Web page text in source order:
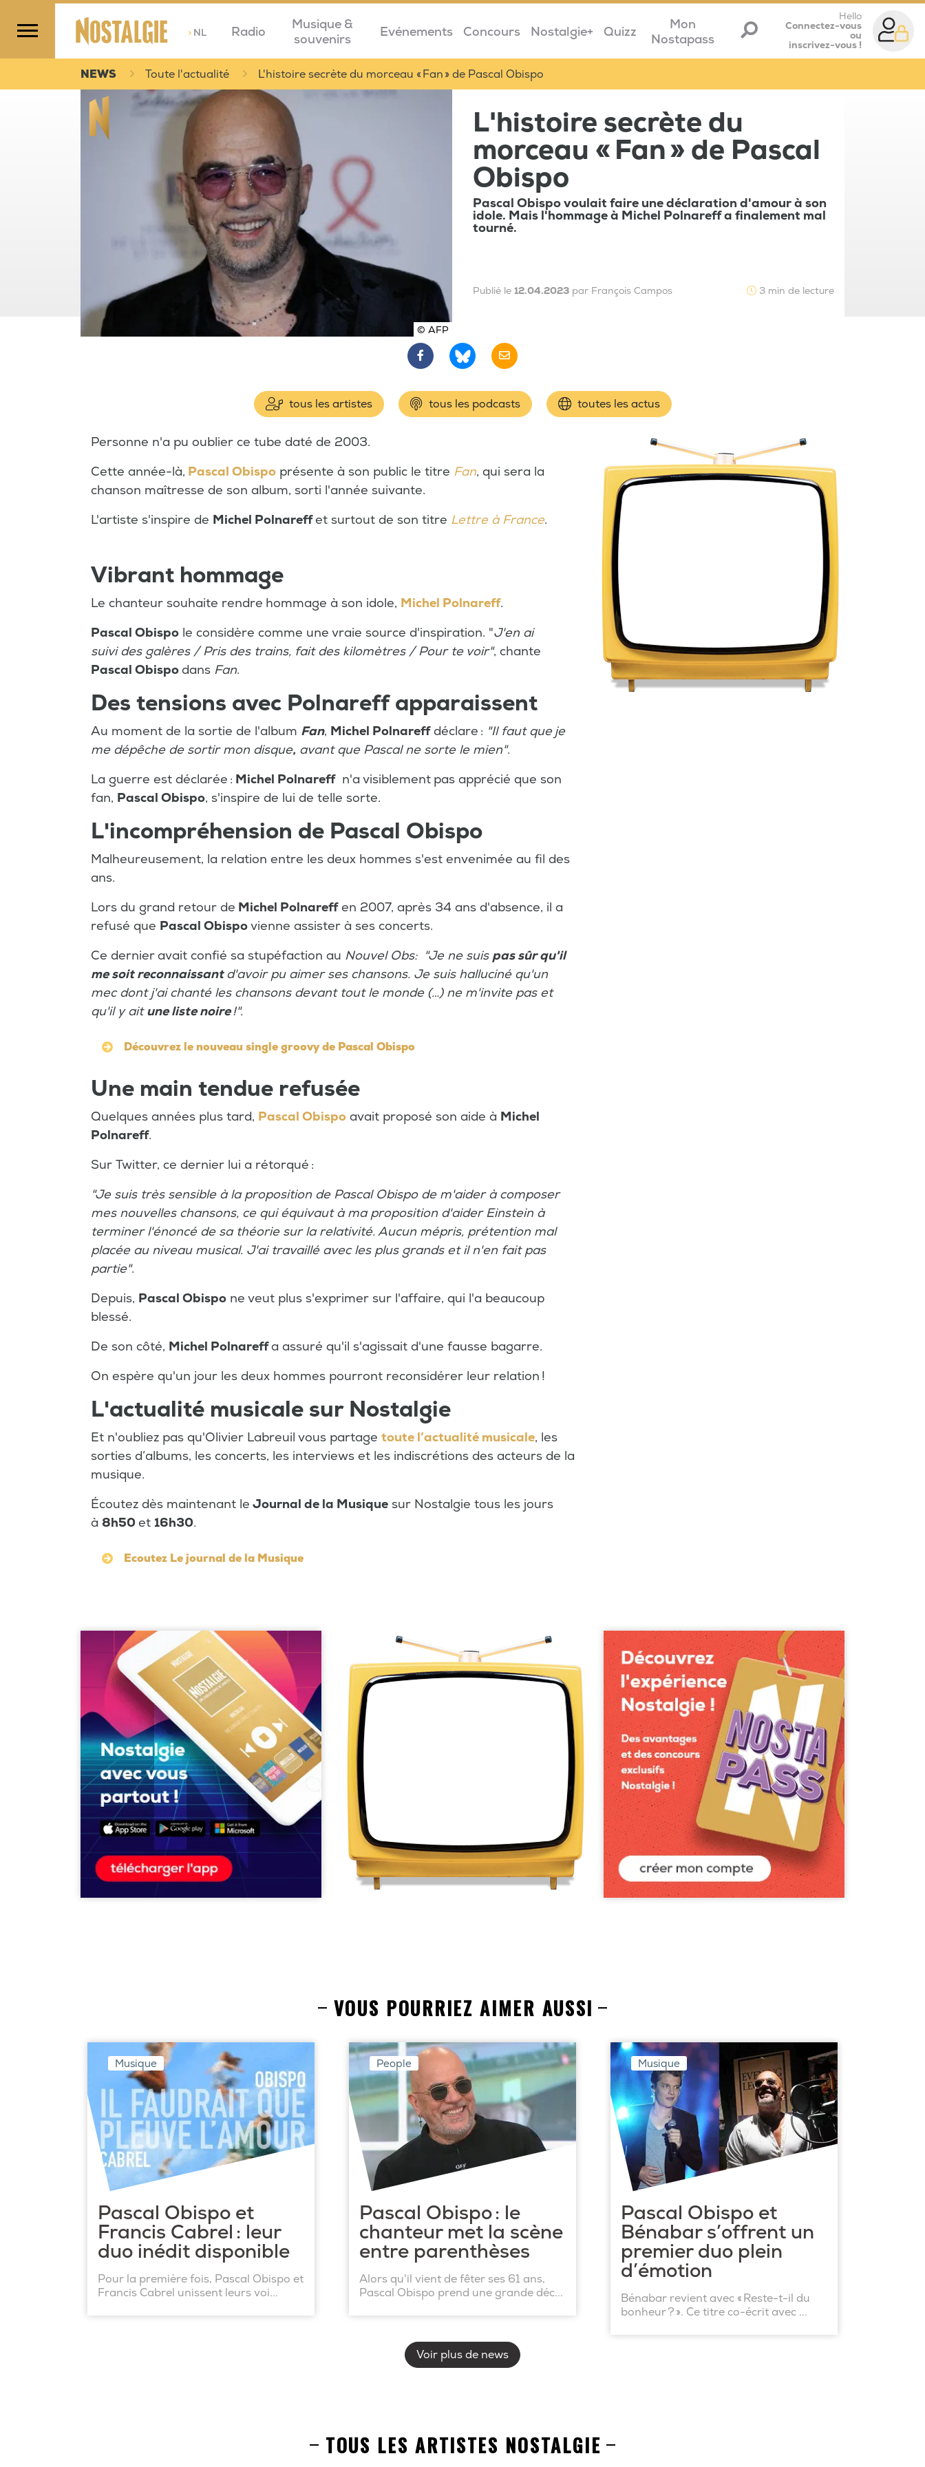
>NL Radio
Musique &
souvenirs
Evénements Concours Nostalgie+ Quizz
Mon
Nostapass
Hello
Connectez-vous
ou
inscrivez-vous !
NEWS Toute l'actualité L'histoire secrète du morceau « Fan » de Pascal Obispo
© AFP
L'histoire secrète du
morceau « Fan » de Pascal
Obispo
Pascal Obispo voulait faire une déclaration d'amour à son
idole. Mais l'hommage à Michel Polnareff a finalement mal
tourné.
Publié le 12.04.2023 par François Campos 3 min de lecture
tous les artistes tous les podcasts toutes les actus
Personne n'a pu oublier ce tube daté de 2003.
Cette année-là, Pascal Obispo présente à son public le titre Fan, qui sera la
chanson maîtresse de son album, sorti l'année suivante.
L'artiste s'inspire de Michel Polnareffet surtout de son titre Lettre à France.
Vibrant hommage
Le chanteur souhaite rendre hommage à son idole, Michel Polnareff.
Pascal Obispo le considère comme une vraie source d'inspiration. "J'en ai
suivi des galères / Pris des trains, fait des kilomètres / Pour te voir", chante
Pascal Obispodans Fan.
Des tensions avec Polnareff apparaissent
Au moment de la sortie de l'album Fan, Michel Polnareffdéclare : "Il faut que je
me dépêche de sortir mon disque, avant que Pascal ne sorte le mien".
La guerre est déclarée : Michel Polnareffn'a visiblement pas apprécié que son
fan, Pascal Obispo, s'inspire de lui de telle sorte.
L'incompréhension de Pascal Obispo
Malheureusement, la relation entre les deux hommes s'est envenimée au fil des
ans.
Lors du grand retour de Michel Polnareffen 2007, après 34 ans d'absence, il a
refusé que Pascal Obispovienne assister à ses concerts.
Ce dernieravait confié sa stupéfaction au Nouvel Obs: "Je ne suis pas sûr qu'il
me soit reconnaissantd'avoir pu aimer ses chansons. Je suis halluciné qu'un
mec dont j'ai chanté les chansons devant tout le monde (…) ne m'invite pas et
qu'il y aitune liste noire!".
Découvrez le nouveau single groovy de Pascal Obispo
Une main tendue refusée
Quelques années plus tard, Pascal Obispo avait proposé son aide à Michel
Polnareff.
Sur Twitter, ce dernier lui a rétorqué :
"Je suis très sensible à la proposition de Pascal Obispo de m'aider à composer
mes nouvelles chansons, ce qui équivaut à ma proposition d'aider Einstein à
terminer l'énoncé de sa théorie sur la relativité. Aucun mépris, prétention mal
placée au niveau musical. J'ai travaillé avec les plus grands et il n'en fait pas
partie".
Depuis, Pascal Obispo ne veut plus s'exprimer sur l'affaire, qui l'a beaucoup
blessé.
De son côté, Michel Polnareffa assuré qu'il s'agissait d'une fausse bagarre.
On espère qu'un jour les deux hommes pourront reconsidérer leur relation !
L'actualité musicale sur Nostalgie
Et n'oubliez pas qu'Olivier Labreuil vous partage toute l’actualité musicale, les
sorties d’albums, les concerts, les interviews et les indiscrétions des acteurs de la
musique.
Écoutez dès maintenant le Journal de la Musique sur Nostalgie tous les jours
à 8h50 et 16h30.
Ecoutez Le journal de la Musique
VOUS POURRIEZ AIMER AUSSI
Musique
Pascal Obispo et
Francis Cabrel : leur
duo inédit disponible
Pour la première fois, Pascal Obispo et
Francis Cabrel unissent leurs voi...
People
Pascal Obispo : le
chanteur met la scène
entre parenthèses
Alors qu'il vient de fêter ses 61 ans,
Pascal Obispo prend une grande déc...
Musique
Pascal Obispo et
Bénabar s’offrent un
premier duo plein
d’émotion
Bénabar revient avec « Reste-t-il du
bonheur ? ». Ce titre co-écrit avec ...
Voir plus de news
TOUS LES ARTISTES NOSTALGIE